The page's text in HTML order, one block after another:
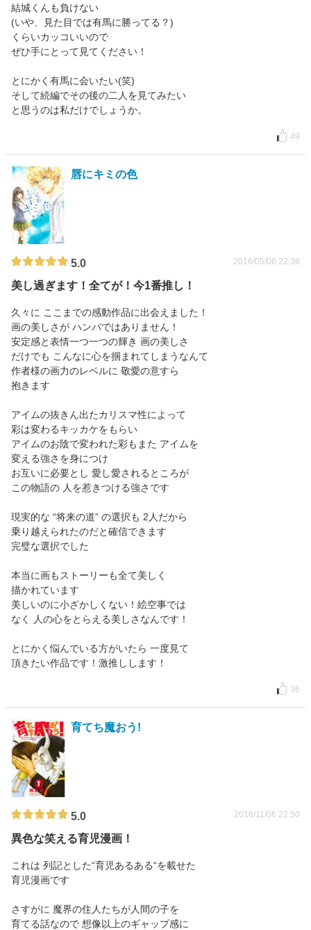
結城くんも負けない
(いや、見た目では有馬に勝ってる？)
くらいカッコいいので
ぜひ手にとって見てください！
とにかく有馬に会いたい(笑)
そして続編でその後の二人を見てみたい
と思うのは私だけでしょうか。
49
唇にキミの色
5.0 2016/05/06 22:38
美し過ぎます！全てが！今1番推し！
久々に ここまでの感動作品に出会えました！
画の美しさが ハンパではありません！
安定感と表情一つ一つの輝き 画の美しさ
だけでも こんなに心を掴まれてしまうなんて
作者様の画力のレベルに 敬愛の意すら
抱きます
アイムの抜きん出たカリスマ性によって
彩は変わるキッカケをもらい
アイムのお陰で変われた彩もまた アイムを
変える強さを身につけ
お互いに必要とし 愛し愛されるところが
この物語の 人を惹きつける強さです
現実的な “将来の道” の選択も 2人だから
乗り越えられたのだと確信できます
完璧な選択でした
本当に画もストーリーも全て美しく
描かれています
美しいのに小ざかしくない！絵空事では
なく 人の心をとらえる美しさなんです！
とにかく悩んでいる方がいたら 一度見て
頂きたい作品です！激推しします！
36
育てち魔おう!
5.0 2016/11/06 22:50
異色な笑える育児漫画！
これは 列記とした“育児あるある“を載せた
育児漫画です
さすがに 魔界の住人たちが人間の子を
育てる話なので 想像以上のギャップ感に